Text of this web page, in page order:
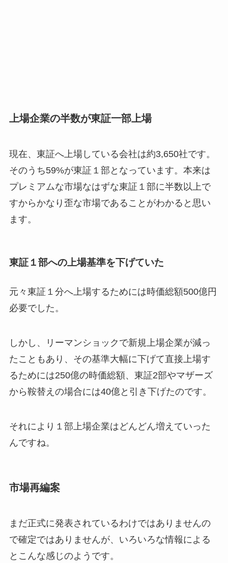
上場企業の半数が東証一部上場
現在、東証へ上場している会社は約3,650社です。
そのうち59%が東証１部となっています。本来は
プレミアムな市場なはずな東証１部に半数以上で
すからかなり歪な市場であることがわかると思い
ます。
東証１部への上場基準を下げていた
元々東証１分へ上場するためには時価総額500億円
必要でした。
しかし、リーマンショックで新規上場企業が減っ
たこともあり、その基準大幅に下げて直接上場す
るためには250億の時価総額、東証2部やマザーズ
から鞍替えの場合には40億と引き下げたのです。
それにより１部上場企業はどんどん増えていった
んですね。
市場再編案
まだ正式に発表されているわけではありませんの
で確定ではありませんが、いろいろな情報による
とこんな感じのようです。